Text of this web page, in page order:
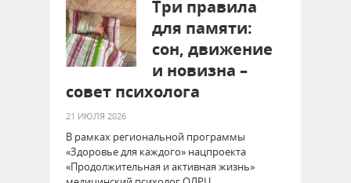
Три правила
для памяти:
сон, движение
и новизна –
совет психолога
21 ИЮЛЯ 2026
В рамках региональной программы
«Здоровье для каждого» нацпроекта
«Продолжительная и активная жизнь»